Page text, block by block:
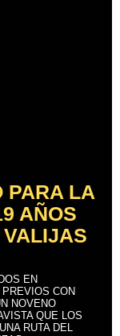
PARA LA
AÑOS
EN
CON
NOVENO
QUE LOS
RUTA DEL